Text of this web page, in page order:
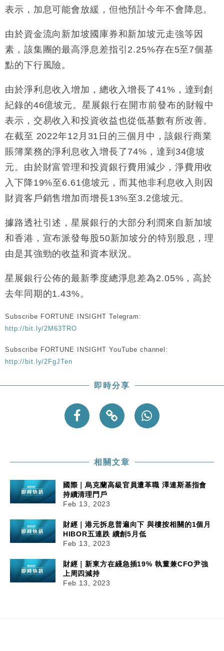
15:59
財經｜SA售股自救後再出手 斥4億美元押注未上市公
司
11:30
財經｜精星香港夥菜鳥拓全球智慧倉儲市場 加快海外
市場落地
14:50
地產｜大酒店中期轉賺2300萬元 斥21億翻新香港及
東京半島
12:30
財經｜香港7月PMI回落至51 企業擴張放慢兼縮減人
手
表示，加息可能會放緩，但他預計今年不會降息。
由於資金流向新加坡國庫券和新加坡元走強等因
素，該集團的最高淨息差指引2.25%存在5至7個基
點的下行風險。
由於淨利息收入增加，總收入增長了41%，達到創
紀錄的46億坡元。星展銀行在開市前發布的財報中
表示，交易收入和投資收益也從低基數有所改善。
在截至 2022年12月31日的三個月中，該銀行商業
賬簿業務的淨利息收入增長了74%，達到34億坡
元。由於財富管理和投資銀行費用減少，淨費用收
入下降19%至6.61億坡元，而其他非利息收入則因
財資客戶銷售增加而增長13%至3.2億坡元。
據路透社引述，星展銀行的大部分利潤來自新加坡
和香港，宣布派發每股50新加坡分的特別股息，理
由是其強勁的收益和資本狀況。
星展銀行公佈的最新季度總淨息差為2.05%，高於
去年同期的1.43%。
Subscribe FORTUNE INSIGHT Telegram:
http://bit.ly/2M63TRO
Subscribe FORTUNE INSIGHT YouTube channel:
http://bit.ly/2FgJTen
即時分享
相關文章
國際｜烏克蘭高級官員遭革職 澤連斯基指會
持續清理門戶
Feb 13, 2023
財經｜港元拆息普遍向下 與樓按相關的1個月
HIBOR五連跌 續創5月低
Feb 13, 2023
財經｜新東方在綫急插19% 執董兼CFO尹強
上周四減持
Feb 13, 2023